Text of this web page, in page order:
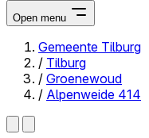
Open menu
Close menu
Gemeente Tilburg
/ Tilburg
/ Groenewoud
/ Alpenweide 414